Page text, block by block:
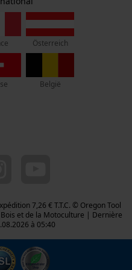
Österreich
België
7,26 € T.T.C. © Oregon Tool
Bois et de la Motoculture | Dernière
à 05:40
personnalisée
des
Site Tag
Universal